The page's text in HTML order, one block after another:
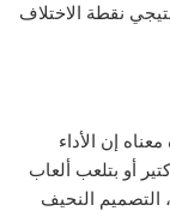
نقطة الاختلاف
إن الأداء
أو بتلعب ألعاب
التصميم النحيف